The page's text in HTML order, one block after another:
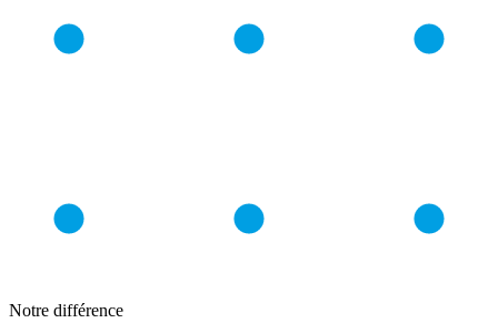
Notre différence